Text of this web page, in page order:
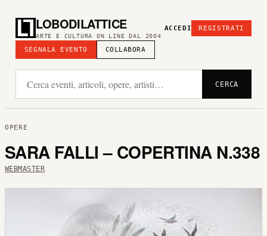
LOBODILATTICE
ARTE E CULTURA ON LINE DAL 2004
SEGNALA EVENTO COLLABORA
ACCEDI REGISTRATI
CERCA
OPERE
SARA FALLI – COPERTINA N.338
WEBMASTER